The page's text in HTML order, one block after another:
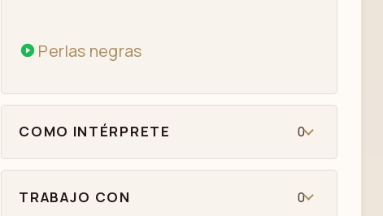
Perlas negras
COMO INTÉRPRETE 0
TRABAJO CON 0